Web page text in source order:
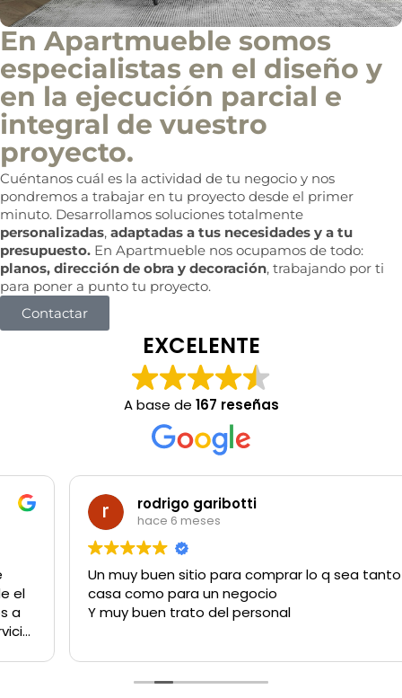
En Apartmueble somos
especialistas en el diseño y
en la ejecución parcial e
integral de vuestro
proyecto.
Cuéntanos cuál es la actividad de tu negocio y nos
pondremos a trabajar en tu proyecto desde el primer
minuto. Desarrollamos soluciones totalmente
personalizadas, adaptadas a tus necesidades y a tu
presupuesto. En Apartmueble nos ocupamos de todo:
planos, dirección de obra y decoración, trabajando por ti
para poner a punto tu proyecto.
Contactar
EXCELENTE
A base de 167 reseñas
rodrigo garibotti
hace 6 meses
Un muy buen sitio para comprar lo q sea tanto para la
casa como para un negocio
Y muy buen trato del personal